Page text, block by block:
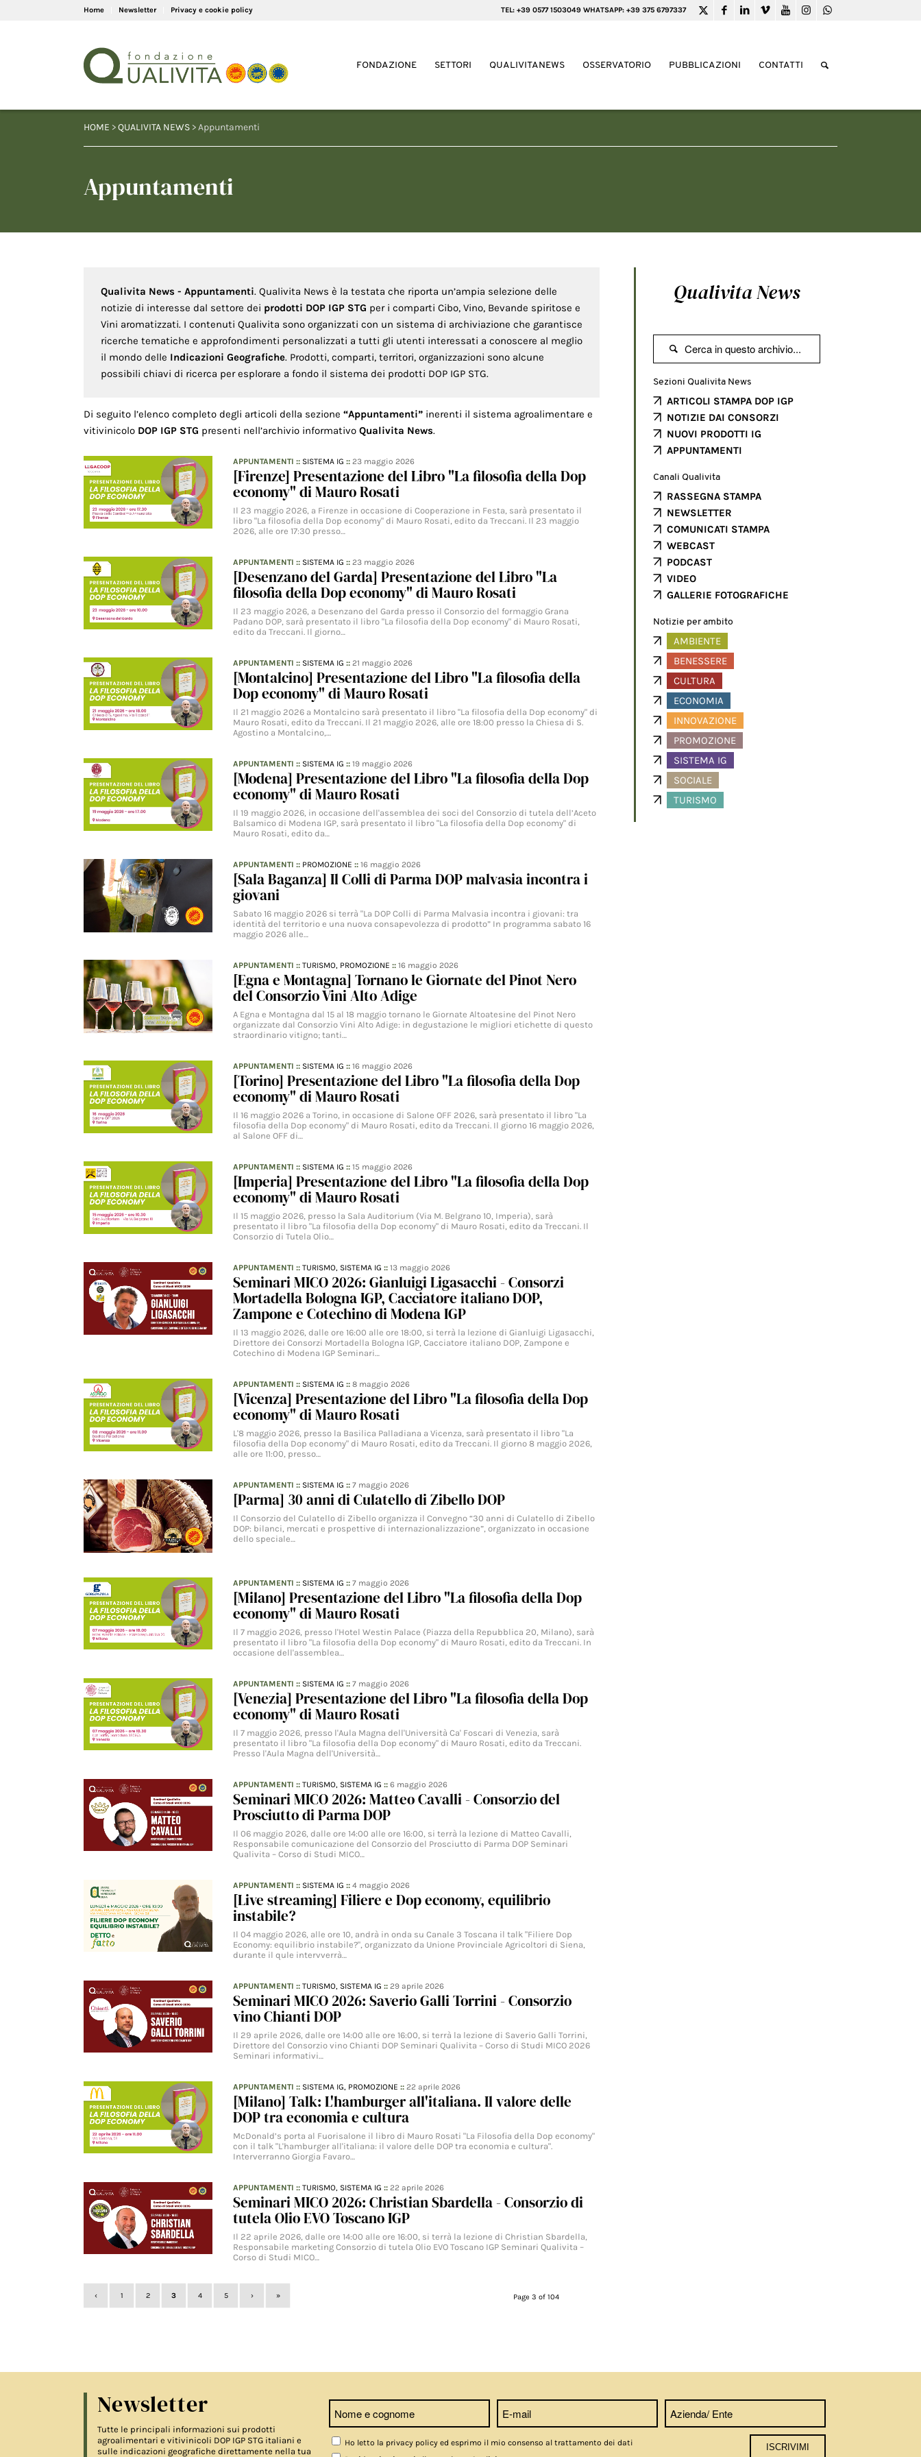
Home Newsletter Privacy e cookie policy TEL: +39 0577 1503049 WHATSAPP: +39 375 6797337
FONDAZIONE SETTORI QUALIVITANEWS OSSERVATORIO PUBBLICAZIONI CONTATTI
HOME >QUALIVITA NEWS > Appuntamenti
Appuntamenti
Qualivita News - Appuntamenti. Qualivita News è la testata che riporta un’ampia selezione delle
notizie di interesse dal settore dei prodotti DOP IGP STG per i comparti Cibo, Vino, Bevande spiritose e
Vini aromatizzati. I contenuti Qualivita sono organizzati con un sistema di archiviazione che garantisce
ricerche tematiche e approfondimenti personalizzati a tutti gli utenti interessati a conoscere al meglio
il mondo delle Indicazioni Geografiche. Prodotti, comparti, territori, organizzazioni sono alcune
possibili chiavi di ricerca per esplorare a fondo il sistema dei prodotti DOP IGP STG.
Di seguito l’elenco completo degli articoli della sezione “Appuntamenti” inerenti il sistema agroalimentare e
vitivinicolo DOP IGP STG presenti nell’archivio informativo Qualivita News.
APPUNTAMENTI :: SISTEMA IG ::23 maggio 2026
[Firenze] Presentazione del Libro "La filosofia della Dop
economy" di Mauro Rosati
Il 23 maggio 2026, a Firenze in occasione di Cooperazione in Festa, sarà presentato il
libro "La filosofia della Dop economy" di Mauro Rosati, edito da Treccani. Il 23 maggio
2026, alle ore 17:30 presso…
APPUNTAMENTI :: SISTEMA IG ::23 maggio 2026
[Desenzano del Garda] Presentazione del Libro "La
filosofia della Dop economy" di Mauro Rosati
Il 23 maggio 2026, a Desenzano del Garda presso il Consorzio del formaggio Grana
Padano DOP, sarà presentato il libro "La filosofia della Dop economy" di Mauro Rosati,
edito da Treccani. Il giorno…
APPUNTAMENTI :: SISTEMA IG ::21 maggio 2026
[Montalcino] Presentazione del Libro "La filosofia della
Dop economy" di Mauro Rosati
Il 21 maggio 2026 a Montalcino sarà presentato il libro "La filosofia della Dop economy" di
Mauro Rosati, edito da Treccani. Il 21 maggio 2026, alle ore 18:00 presso la Chiesa di S.
Agostino a Montalcino,…
APPUNTAMENTI :: SISTEMA IG ::19 maggio 2026
[Modena] Presentazione del Libro "La filosofia della Dop
economy" di Mauro Rosati
Il 19 maggio 2026, in occasione dell'assemblea dei soci del Consorzio di tutela dell’Aceto
Balsamico di Modena IGP, sarà presentato il libro "La filosofia della Dop economy" di
Mauro Rosati, edito da…
APPUNTAMENTI :: PROMOZIONE ::16 maggio 2026
[Sala Baganza] Il Colli di Parma DOP malvasia incontra i
giovani
Sabato 16 maggio 2026 si terrà "La DOP Colli di Parma Malvasia incontra i giovani: tra
identità del territorio e una nuova consapevolezza di prodotto” In programma sabato 16
maggio 2026 alle…
APPUNTAMENTI ::TURISMO, PROMOZIONE ::16 maggio 2026
[Egna e Montagna] Tornano le Giornate del Pinot Nero
del Consorzio Vini Alto Adige
A Egna e Montagna dal 15 al 18 maggio tornano le Giornate Altoatesine del Pinot Nero
organizzate dal Consorzio Vini Alto Adige: in degustazione le migliori etichette di questo
straordinario vitigno; tanti…
APPUNTAMENTI :: SISTEMA IG ::16 maggio 2026
[Torino] Presentazione del Libro "La filosofia della Dop
economy" di Mauro Rosati
Il 16 maggio 2026 a Torino, in occasione di Salone OFF 2026, sarà presentato il libro "La
filosofia della Dop economy" di Mauro Rosati, edito da Treccani. Il giorno 16 maggio 2026,
al Salone OFF di…
APPUNTAMENTI :: SISTEMA IG ::15 maggio 2026
[Imperia] Presentazione del Libro "La filosofia della Dop
economy" di Mauro Rosati
Il 15 maggio 2026, presso la Sala Auditorium (Via M. Belgrano 10, Imperia), sarà
presentato il libro "La filosofia della Dop economy" di Mauro Rosati, edito da Treccani. Il
Consorzio di Tutela Olio…
APPUNTAMENTI ::TURISMO, SISTEMA IG ::13 maggio 2026
Seminari MICO 2026: Gianluigi Ligasacchi - Consorzi
Mortadella Bologna IGP, Cacciatore italiano DOP,
Zampone e Cotechino di Modena IGP
Il 13 maggio 2026, dalle ore 16:00 alle ore 18:00, si terrà la lezione di Gianluigi Ligasacchi,
Direttore dei Consorzi Mortadella Bologna IGP, Cacciatore italiano DOP, Zampone e
Cotechino di Modena IGP Seminari…
APPUNTAMENTI :: SISTEMA IG ::8 maggio 2026
[Vicenza] Presentazione del Libro "La filosofia della Dop
economy" di Mauro Rosati
L'8 maggio 2026, presso la Basilica Palladiana a Vicenza, sarà presentato il libro "La
filosofia della Dop economy" di Mauro Rosati, edito da Treccani. Il giorno 8 maggio 2026,
alle ore 11:00, presso…
APPUNTAMENTI :: SISTEMA IG ::7 maggio 2026
[Parma] 30 anni di Culatello di Zibello DOP
Il Consorzio del Culatello di Zibello organizza il Convegno “30 anni di Culatello di Zibello
DOP: bilanci, mercati e prospettive di internazionalizzazione”, organizzato in occasione
dello speciale…
APPUNTAMENTI :: SISTEMA IG ::7 maggio 2026
[Milano] Presentazione del Libro "La filosofia della Dop
economy" di Mauro Rosati
Il 7 maggio 2026, presso l'Hotel Westin Palace (Piazza della Repubblica 20, Milano), sarà
presentato il libro "La filosofia della Dop economy" di Mauro Rosati, edito da Treccani. In
occasione dell'assemblea…
APPUNTAMENTI :: SISTEMA IG ::7 maggio 2026
[Venezia] Presentazione del Libro "La filosofia della Dop
economy" di Mauro Rosati
Il 7 maggio 2026, presso l'Aula Magna dell'Università Ca' Foscari di Venezia, sarà
presentato il libro "La filosofia della Dop economy" di Mauro Rosati, edito da Treccani.
Presso l'Aula Magna dell'Università…
APPUNTAMENTI ::TURISMO, SISTEMA IG ::6 maggio 2026
Seminari MICO 2026: Matteo Cavalli - Consorzio del
Prosciutto di Parma DOP
Il 06 maggio 2026, dalle ore 14:00 alle ore 16:00, si terrà la lezione di Matteo Cavalli,
Responsabile comunicazione del Consorzio del Prosciutto di Parma DOP Seminari
Qualivita – Corso di Studi MICO…
APPUNTAMENTI :: SISTEMA IG ::4 maggio 2026
[Live streaming] Filiere e Dop economy, equilibrio
instabile?
Il 04 maggio 2026, alle ore 10, andrà in onda su Canale 3 Toscana il talk "Filiere Dop
Economy: equilibrio instabile?", organizzato da Unione Provinciale Agricoltori di Siena,
durante il qule intervverrà…
APPUNTAMENTI ::TURISMO, SISTEMA IG ::29 aprile 2026
Seminari MICO 2026: Saverio Galli Torrini - Consorzio
vino Chianti DOP
Il 29 aprile 2026, dalle ore 14:00 alle ore 16:00, si terrà la lezione di Saverio Galli Torrini,
Direttore del Consorzio vino Chianti DOP Seminari Qualivita – Corso di Studi MICO 2026
Seminari informativi…
APPUNTAMENTI :: SISTEMA IG, PROMOZIONE ::22 aprile 2026
[Milano] Talk: L'hamburger all'italiana. Il valore delle
DOP tra economia e cultura
McDonald’s porta al Fuorisalone il libro di Mauro Rosati "La Filosofia della Dop economy"
con il talk "L'hamburger all'italiana: il valore delle DOP tra economia e cultura".
Interverranno Giorgia Favaro…
APPUNTAMENTI ::TURISMO, SISTEMA IG ::22 aprile 2026
Seminari MICO 2026: Christian Sbardella - Consorzio di
tutela Olio EVO Toscano IGP
Il 22 aprile 2026, dalle ore 14:00 alle ore 16:00, si terrà la lezione di Christian Sbardella,
Responsabile marketing Consorzio di tutela Olio EVO Toscano IGP Seminari Qualivita –
Corso di Studi MICO…
Page 3 of 104
‹ 1 2 3 4 5 › »
Qualivita News

Sezioni Qualivita News
ARTICOLI STAMPA DOP IGP
NOTIZIE DAI CONSORZI
NUOVI PRODOTTI IG
APPUNTAMENTI
Canali Qualivita
RASSEGNA STAMPA
NEWSLETTER
COMUNICATI STAMPA
WEBCAST
PODCAST
VIDEO
GALLERIE FOTOGRAFICHE
Notizie per ambito
AMBIENTE
BENESSERE
CULTURA
ECONOMIA
INNOVAZIONE
PROMOZIONE
SISTEMA IG
SOCIALE
TURISMO
Newsletter
Tutte le principali informazioni sui prodotti
agroalimentari e vitivinicoli DOP IGP STG italiani e
sulle indicazioni geografiche direttamente nella tua
Ho letto la privacy policy ed esprimo il mio consenso al trattamento dei dati